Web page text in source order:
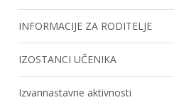
INFORMACIJE ZA RODITELJE
IZOSTANCI UČENIKA
Izvannastavne aktivnosti